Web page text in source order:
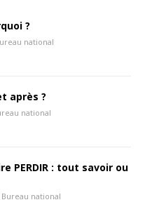
?
national
après ?
national
PERDIR : tout savoir ou
Bureau national